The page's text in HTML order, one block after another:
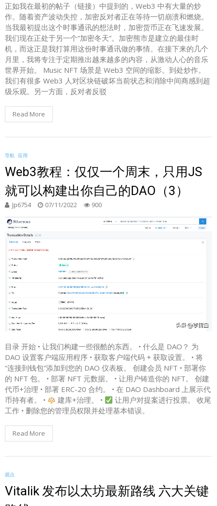
正如我在最初的帖子（链接）中提到的，Web3 中有大量的炒
作。随着资产波动失控，加密反对者正在等待一切崩溃和燃烧。
当我最初提出这个时事通讯的想法时，加密货币正在飞速发展。
我们现在正处于另一个“加密冬天”。加密熊市是建立的最佳时
机，而这正是我打算用这份时事通讯做的事情。在接下来的几个
月里，我将专注于定期推出越来越多的内容，从激动人心的音乐
世界开始。 Music NFT 场景是 Web3 空间的缩影。到处炒作。
我们有很多 Web3 人对区块链破坏当前状态和消除中间商感到超
级乐观。另一方面，反对者反驳
Read More
导航 应用
Web3教程：仅仅一个周末，只用JS
就可以构建出你自己的DAO（3）
Jp6754 07/11/2022 900
目录 开始 • 让我们构建一些很酷的东西。 • 什么是 DAO？ 为
DAO 设置客户端应用程序 • 获取客户端代码 + 获取设置。 • 将
“连接到钱包”添加到您的 DAO 仪表板。 创建会员 NFT • 部署你
的 NFT 包。 • 部署 NFT 元数据。 • 让用户铸造你的 NFT。 创建
代币+治理 • 部署 ERC-20 合约。 • 在 DAO Dashboard 上展示代
币持有者。 • ‍
建库+治理。 •
让用户对提案进行投票。 收尾
工作 • 删除您的管理员权限并处理基本错误。
Read More
观点
Vitalik 发布以太坊最新路线 六大关键